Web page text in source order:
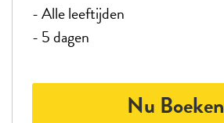
- Alle leeftijden
- 5 dagen
Nu Boeken